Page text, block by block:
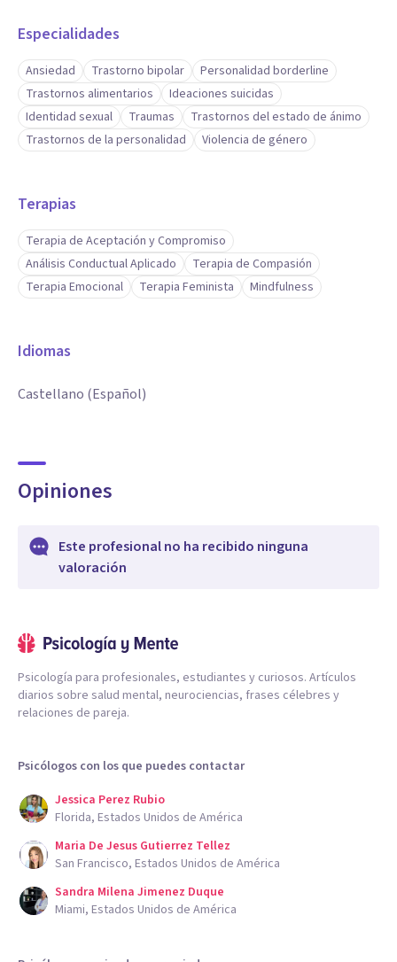
Especialidades
Ansiedad Trastorno bipolar
Personalidad borderline
Trastornos alimentarios
Ideaciones suicidas
Identidad sexual
Traumas
Trastornos del estado de ánimo
Trastornos de la personalidad
Violencia de género
Terapias
Terapia de Aceptación y Compromiso
Análisis Conductual Aplicado
Terapia de Compasión
Terapia Emocional
Terapia Feminista Mindfulness
Idiomas
Castellano (Español)
Opiniones
Este profesional no ha recibido ninguna
valoración
Psicología para profesionales, estudiantes y curiosos. Artículos
diarios sobre salud mental, neurociencias, frases célebres y
relaciones de pareja.
Psicólogos con los que puedes contactar
Jessica Perez Rubio
Florida, Estados Unidos de América
Maria De Jesus Gutierrez Tellez
San Francisco, Estados Unidos de América
Sandra Milena Jimenez Duque
Miami, Estados Unidos de América